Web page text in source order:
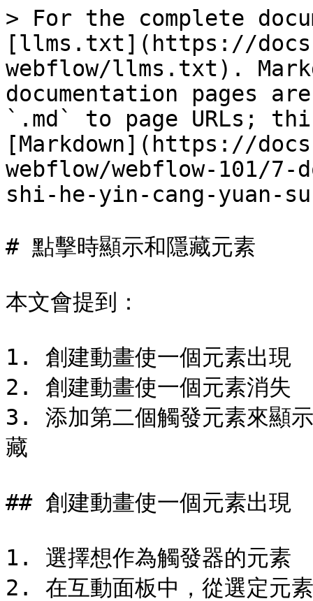
> For the complete
[llms.txt](https://
webflow/llms.txt).
documentation pages
`.md` to page URLs;
[Markdown](https://
webflow/webflow-101/
shi-he-yin-cang-yuan-
# 點擊時顯示和隱藏元素
本文會提到：
1. 創建動畫使一個元素出現
2. 創建動畫使一個元素消失
3. 添加第二個觸發元素來顯
藏
## 創建動畫使一個元素出現
1. 選擇想作為觸發器的元素
2. 在互動面板中，從選定元